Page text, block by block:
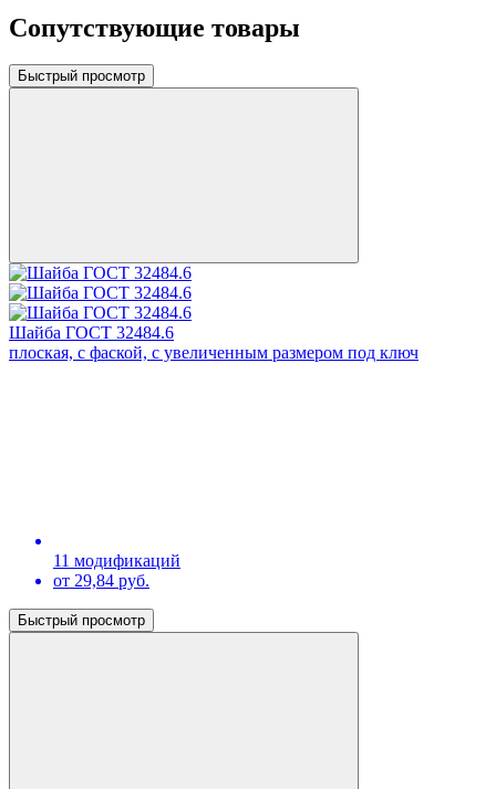
Сопутствующие товары
Быстрый просмотр
Шайба ГОСТ 32484.6
плоская, с фаской, с увеличенным размером под ключ
11 модификаций
от 29,84 руб.
Быстрый просмотр